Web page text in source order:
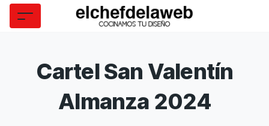
Cartel San Valentín
Almanza 2024